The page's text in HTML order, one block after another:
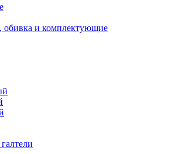
обивка и комплектующие